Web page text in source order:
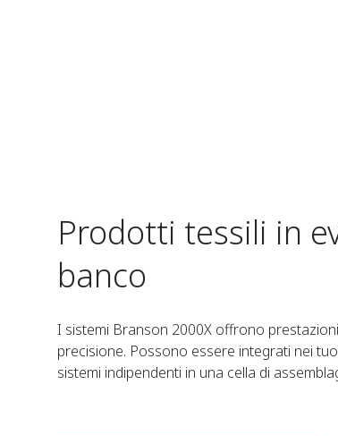
Prodotti tessili in
banco
I sistemi Branson 2000X offrono
precisione. Possono essere integrati nei
sistemi indipendenti in una cella di